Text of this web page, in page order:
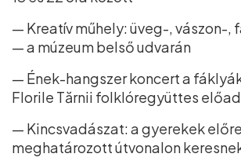
— Kreatív műhely: üveg-, vászon-,
— a múzeum belső udvarán
— Ének-hangszer koncert a
Florile Tărnii folklóregyüttes
— Kincsvadászat: a gyerekek előre
meghatározott útvonalon